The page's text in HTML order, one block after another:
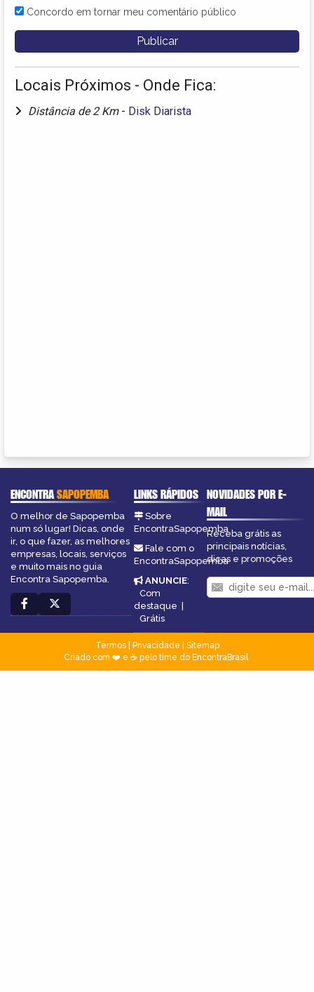
Concordo em tornar meu comentário público
Locais Próximos - Onde Fica:
Distância de 2 Km - Disk Diarista
ENCONTRASAPOPEMBA
O melhor de Sapopemba
num só lugar! Dicas, onde
ir, o que fazer, as melhores
empresas, locais, serviços
e muito mais no guia
Encontra Sapopemba.
LINKS RÁPIDOS
Sobre
EncontraSapopemba
Fale com o
EncontraSapopemba
ANUNCIE:
Com
destaque
Grátis
NOVIDADES POR E-
MAIL
Receba grátis as
principais notícias,
dicas e promoções
Termos| Privacidade
Sitemap
Criado com ❤️ e ☕ pelo time do EncontraBrasil